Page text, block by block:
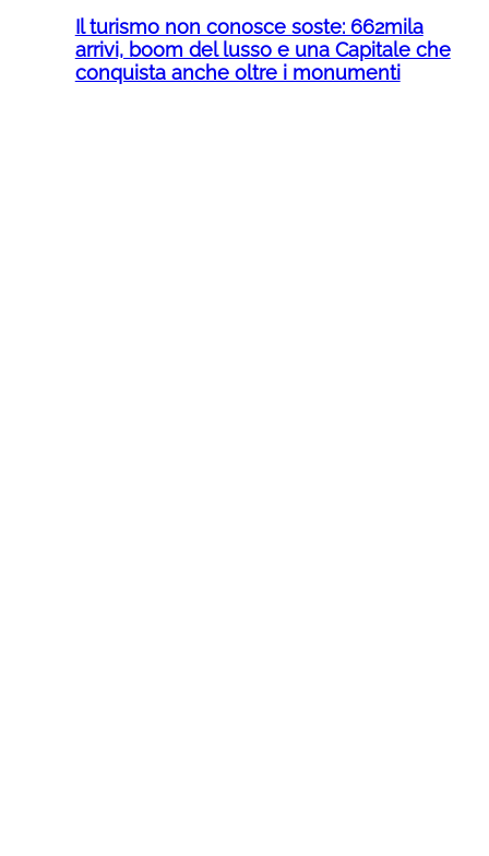
Il turismo non conosce soste: 662mila
arrivi, boom del lusso e una Capitale che
conquista anche oltre i monumenti